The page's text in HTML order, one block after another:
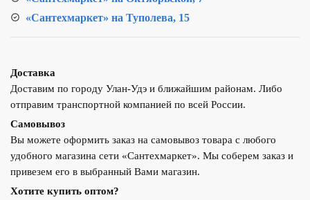
«Сантехмаркет» на Туполева, 15
Доставка
Доставим по городу Улан-Удэ и ближайшим районам. Либо
отправим транспортной компанией по всей России.
Самовывоз
Вы можете оформить заказ на самовывоз товара с любого
удобного магазина сети «Сантехмаркет». Мы соберем заказ и
привезем его в выбранный Вами магазин.
Хотите купить оптом?